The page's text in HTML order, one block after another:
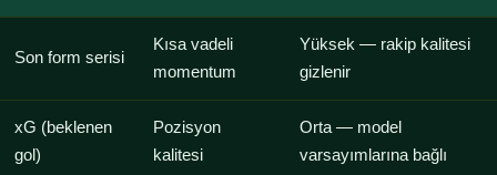
Son form serisi
Kısa vadeli
momentum
Yüksek — rakip kalitesi
gizlenir
xG (beklenen
gol)
Pozisyon
kalitesi
Orta — model
varsayımlarına bağlı